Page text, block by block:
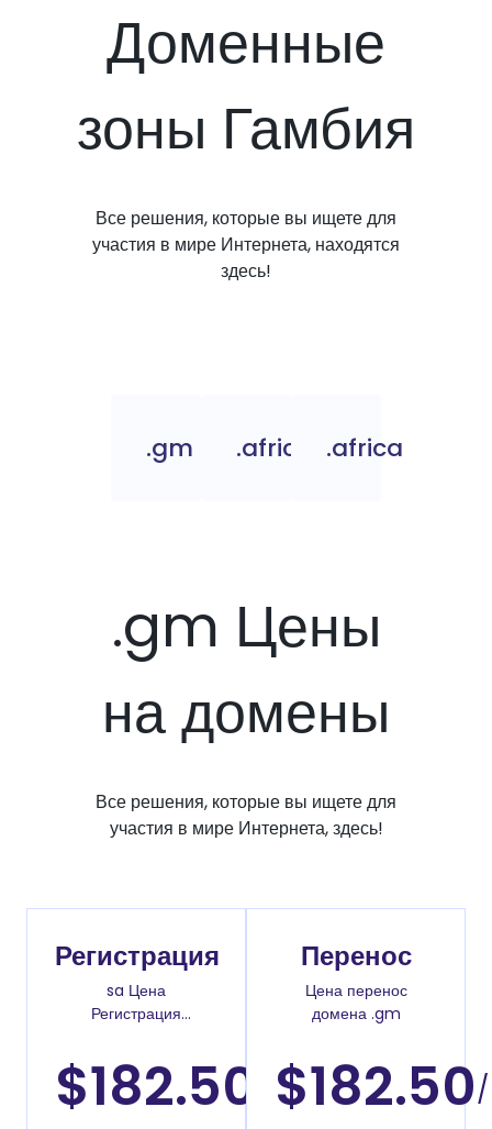
Доменные
зоны Гамбия
Все решения, которые вы ищете для
участия в мире Интернета, находятся
здесь!
.gm .africa.com
.africa
.gm Цены
на домены
Все решения, которые вы ищете для
участия в мире Интернета, здесь!
Регистрация
sa Цена
Регистрация
$182.50
Перенос
Цена перенос
домена .gm
$182.50/